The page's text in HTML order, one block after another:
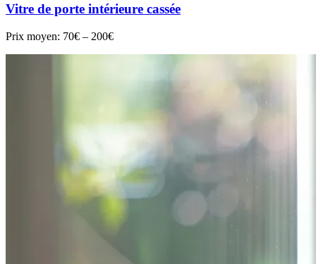
Vitre de porte intérieure cassée
Prix moyen: 70€ – 200€